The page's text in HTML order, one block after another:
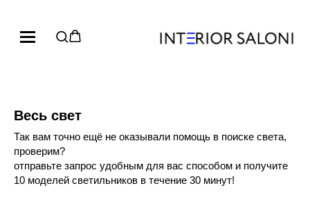
Весь свет
Так вам точно ещё не оказывали помощь в поиске света,
проверим?
отправьте запрос удобным для вас способом и получите
10 моделей светильников в течение 30 минут!